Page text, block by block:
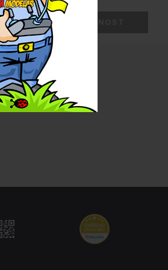
HLÍDAT DOSTUPNOST